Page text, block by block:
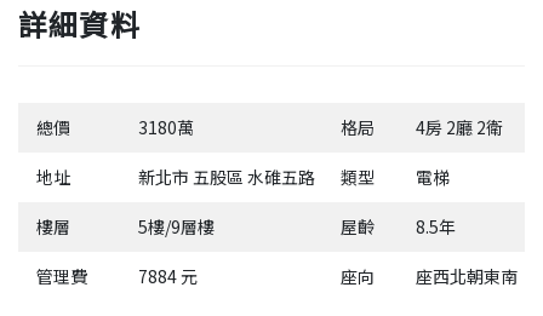
詳細資料
總價 3180萬 格局 4房 2廳 2衛
地址 新北市 五股區 水碓五路 類型 電梯
樓層 5樓/9層樓 屋齡 8.5年
管理費 7884 元 座向 座西北朝東南